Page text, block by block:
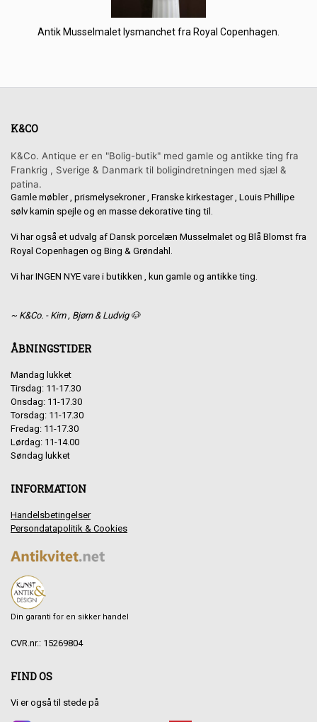
Antik Musselmalet lysmanchet fra Royal Copenhagen.
K&CO
K&Co. Antique er en "Bolig-butik" med gamle og antikke ting fra
Frankrig , Sverige & Danmark til boligindretningen med sjæl &
patina.
Gamle møbler , prismelysekroner , Franske kirkestager , Louis Phillipe
sølv kamin spejle og en masse dekorative ting til.
Vi har også et udvalg af Dansk porcelæn Musselmalet og Blå Blomst fra
Royal Copenhagen og Bing & Grøndahl.
Vi har INGEN NYE vare i butikken , kun gamle og antikke ting.
~ K&Co. - Kim , Bjørn & Ludvig 🐶
ÅBNINGSTIDER
Mandag lukket
Tirsdag: 11-17.30
Onsdag: 11-17.30
Torsdag: 11-17.30
Fredag: 11-17.30
Lørdag: 11-14.00
Søndag lukket
INFORMATION
Handelsbetingelser
Persondatapolitik & Cookies
Din garanti for en sikker handel
CVR.nr.: 15269804
FIND OS
Vi er også til stede på